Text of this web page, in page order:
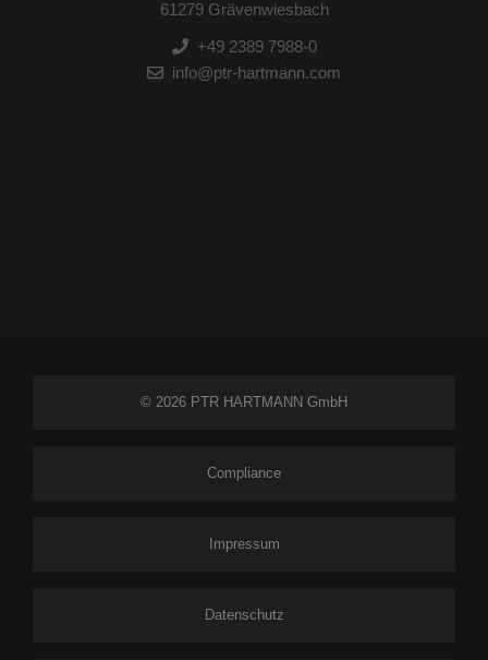
61279 Grävenwiesbach
+49 2389 7988-0
info@ptr-hartmann.com
© 2026 PTR HARTMANN GmbH
Compliance
Impressum
Datenschutz